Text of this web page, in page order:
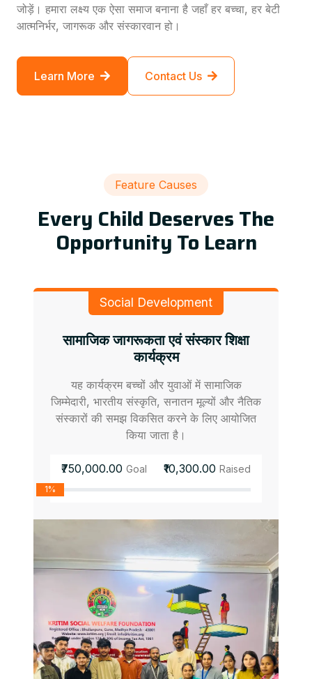
जोड़ें। हमारा लक्ष्य एक ऐसा समाज बनाना है जहाँ हर बच्चा, हर बेटी
आत्मनिर्भर, जागरूक और संस्कारवान हो।
Learn More Contact Us
Feature Causes
Every Child Deserves The
Opportunity To Learn
Social Development
सामाजिक जागरूकता एवं संस्कार शिक्षा
कार्यक्रम
यह कार्यक्रम बच्चों और युवाओं में सामाजिक
जिम्मेदारी, भारतीय संस्कृति, सनातन मूल्यों और नैतिक
संस्कारों की समझ विकसित करने के लिए आयोजित
किया जाता है।
₹750,000.00 Goal ₹10,300.00 Raised
1%